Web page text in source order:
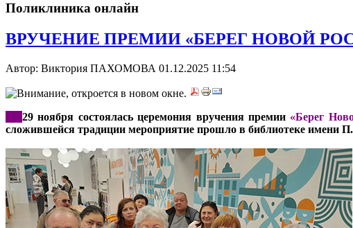
Поликлиника онлайн
ВРУЧЕНИЕ ПРЕМИИ «БЕРЕГ НОВОЙ
Автор: Виктория ПАХОМОВА 01.12.2025 11:54
29 ноября состоялась церемония вручения премии «Берег
сложившейся традиции мероприятие прошло в библиотеке имени